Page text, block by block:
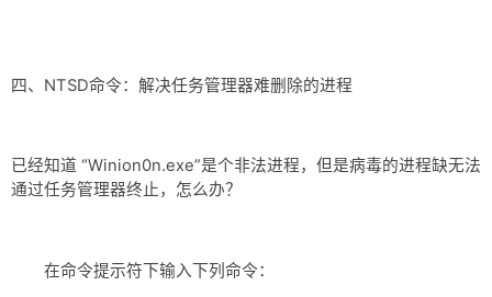
四、NTSD命令：解决任务管理器难删除的进程
已经知道 “Winion0n.exe”是个非法进程，但是病毒的进程缺无法
通过任务管理器终止，怎么办？
在命令提示符下输入下列命令：